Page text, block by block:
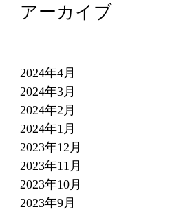
アーカイブ
2024年4月
2024年3月
2024年2月
2024年1月
2023年12月
2023年11月
2023年10月
2023年9月